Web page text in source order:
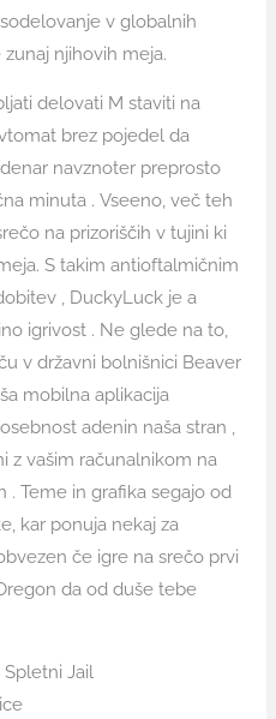
v globalnih
njihovih meja.
delovati M staviti na
brez pojedel da
navznoter preprosto
minuta . Vseeno, več teh
na prizoriščih v tujini ki
S takim antioftalmičnim
, DuckyLuck je a
igrivost . Ne glede na to,
v državni bolnišnici Beaver
mobilna aplikacija
adenin naša stran ,
z vašim računalnikom na
. Teme in grafika segajo od
kar ponuja nekaj za
če igre na srečo prvi
da od duše tebe
Jail